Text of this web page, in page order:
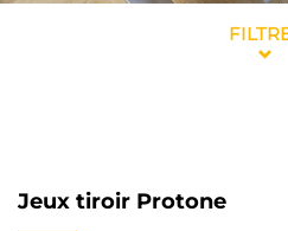
Jeux tiroir Protone